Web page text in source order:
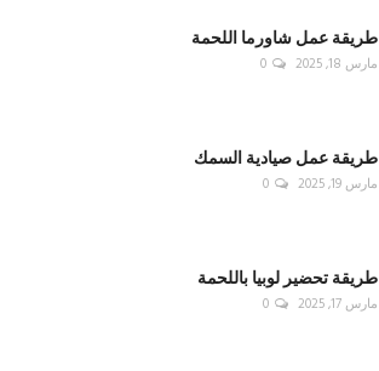
طريقة عمل شاورما اللحمة
مارس 18, 2025 0
طريقة عمل صيادية السمك
مارس 19, 2025 0
طريقة تحضير لوبيا باللحمة
مارس 17, 2025 0